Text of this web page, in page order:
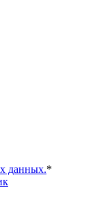
данных.*